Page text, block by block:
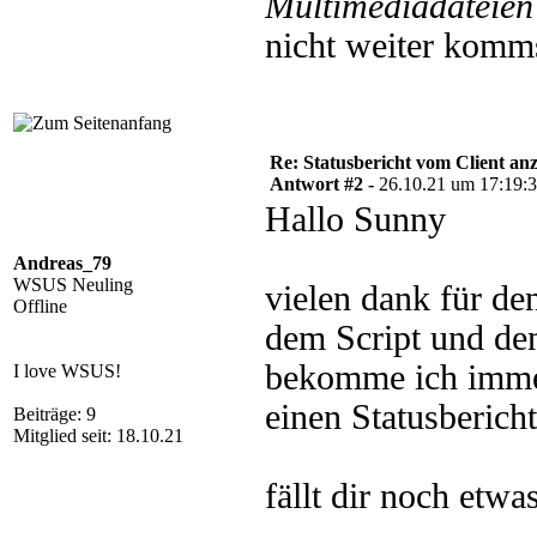
nicht weiter
Andreas_79
WSUS Neuling
Offline
I love WSUS!
Beiträge: 9
Mitglied seit: 18.10.21
Re: Statusbericht vom Client
Antwort #2 - 26.10.21 um
Hallo Sunny
vielen dank für
dem Script und
bekomme ich
einen
fällt dir noch